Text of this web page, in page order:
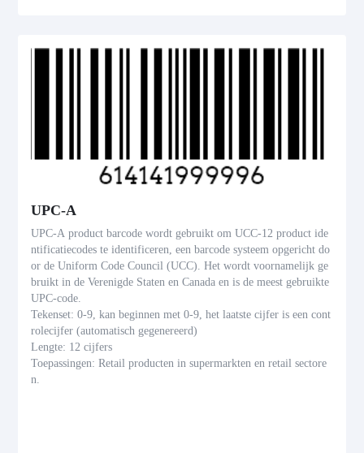
UPC-A
UPC-A product barcode wordt gebruikt om UCC-12 product ide
ntificatiecodes te identificeren, een barcode systeem opgericht do
or de Uniform Code Council (UCC). Het wordt voornamelijk ge
bruikt in de Verenigde Staten en Canada en is de meest gebruikte
UPC-code.
Tekenset: 0-9, kan beginnen met 0-9, het laatste cijfer is een cont
rolecijfer (automatisch gegenereerd)
Lengte: 12 cijfers
Toepassingen: Retail producten in supermarkten en retail sectore
n.